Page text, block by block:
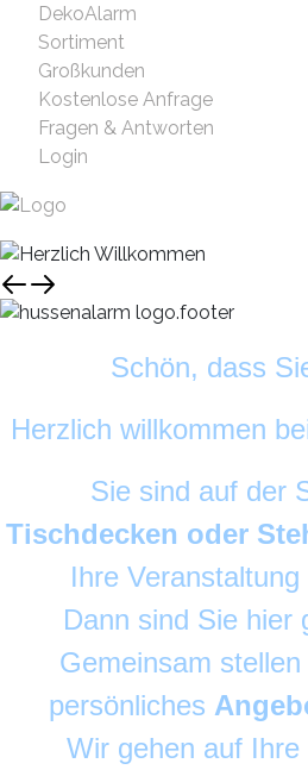
DekoAlarm
Sortiment
Großkunden
Kostenlose Anfrage
Fragen & Antworten
Login
Schön, dass
Herzlich willkommen
Sie sind auf der
Tischdecken oder
Ihre
Dann sind Sie hier
Gemeinsam
persönliches
Wir gehen auf Ihre